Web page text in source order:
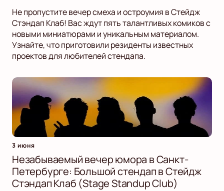
Не пропустите вечер смеха и остроумия в Стейдж
Стэндап Клаб! Вас ждут пять талантливых комиков с
новыми миниатюрами и уникальным материалом.
Узнайте, что приготовили резиденты известных
проектов для любителей стендапа.
3 июня
Незабываемый вечер юмора в Санкт-
Петербурге: Большой стендап в Стейдж
Стэндап Клаб (Stage Standup Club)